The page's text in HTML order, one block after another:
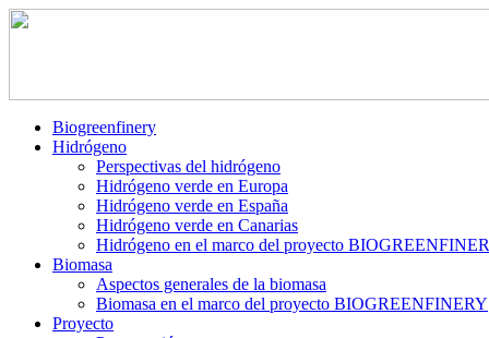
Biogreenfinery
Hidrógeno
Perspectivas del hidrógeno
Hidrógeno verde en Europa
Hidrógeno verde en España
Hidrógeno verde en Canarias
Hidrógeno en el marco del proyecto
Biomasa
Aspectos generales de la biomasa
Biomasa en el marco del proyecto BIOGREENFINERY
Proyecto